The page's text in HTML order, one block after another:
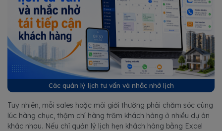
Các quản lý lịch tư vấn và nhắc nhở lịch
Tuy nhiên, mỗi sales hoặc môi giới thường phải chăm sóc cùng
lúc hàng chục, thậm chí hàng trăm khách hàng ở nhiều dự án
khác nhau. Nếu chỉ quản lý lịch hẹn khách hàng bằng Excel